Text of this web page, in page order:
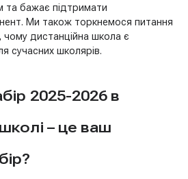
та бажає підтримати
Ми також торкнемося питання
дистанційна школа є
сучасних школярів.
2025-2026 в
– це ваш